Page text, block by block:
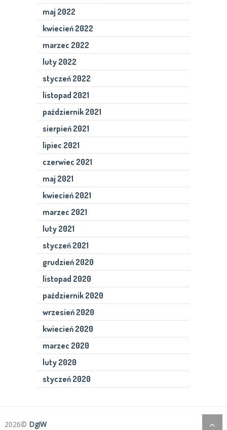
maj 2022
kwiecień 2022
marzec 2022
luty 2022
styczeń 2022
listopad 2021
październik 2021
sierpień 2021
lipiec 2021
czerwiec 2021
maj 2021
kwiecień 2021
marzec 2021
luty 2021
styczeń 2021
grudzień 2020
listopad 2020
październik 2020
wrzesień 2020
kwiecień 2020
marzec 2020
luty 2020
styczeń 2020
2026© DgiW